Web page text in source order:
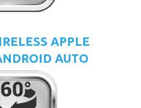
APPLE
AUTO